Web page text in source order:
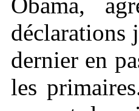
déclarations
dernier en
les